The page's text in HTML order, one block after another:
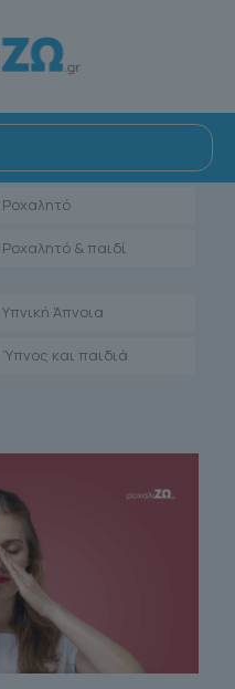
Αντιμετώπιση
Ενηλίκων
Ροχαλητό
Ροχαλητό & παιδί
Υπνική Άπνοια
Ύπνος και παιδιά